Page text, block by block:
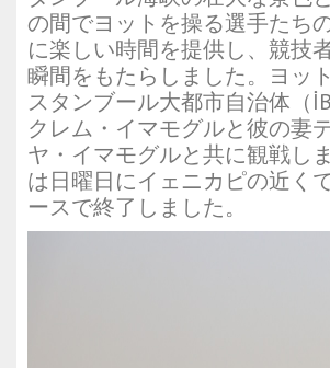
の間でヨットを操る選手たち
に楽しい時間を提供し、競技
瞬間をもたらしました。ヨッ
スタンブール大都市自治体（
クレム・イマモグルと彼の妻
ヤ・イマモグルと共に観戦し
は日曜日にイェニカピの近く
ースで終了しました。